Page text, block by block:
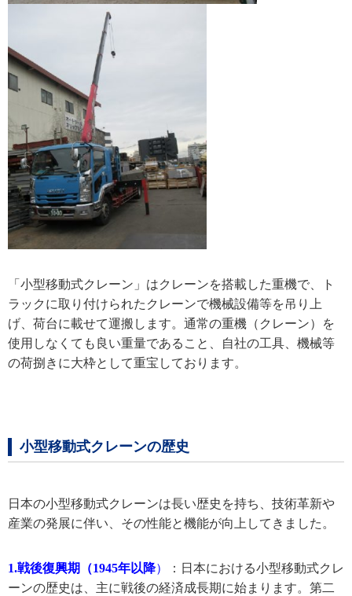
「小型移動式クレーン」はクレーンを搭載した重機で、ト
ラックに取り付けられたクレーンで機械設備等を吊り上
げ、荷台に載せて運搬します。通常の重機（クレーン）を
使用しなくても良い重量であること、自社の工具、機械等
の荷捌きに大枠として重宝しております。
小型移動式クレーンの歴史
日本の小型移動式クレーンは長い歴史を持ち、技術革新や
産業の発展に伴い、その性能と機能が向上してきました。
1.戦後復興期（1945年以降）
：日本における小型移動式クレ
ーンの歴史は、主に戦後の経済成長期に始まります。第二